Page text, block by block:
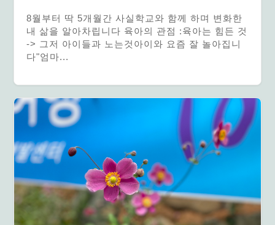
8월부터 딱 5개월간 사실학교와 함께 하며 변화한
내 삶을 알아차립니다 육아의 관점 :육아는 힘든 것
-> 그저 아이들과 노는것아이와 요즘 잘 놀아집니
다"엄마...